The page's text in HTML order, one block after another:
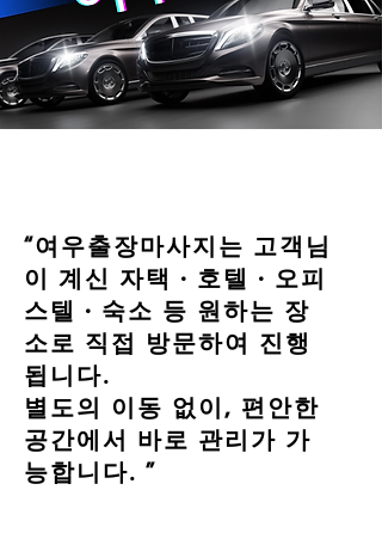
“여우출장마사지는 고객님
이 계신 자택 · 호텔 · 오피
스텔 · 숙소 등 원하는 장
소로 직접 방문하여 진행
됩니다.
별도의 이동 없이, 편안한
공간에서 바로 관리가 가
능합니다. ”